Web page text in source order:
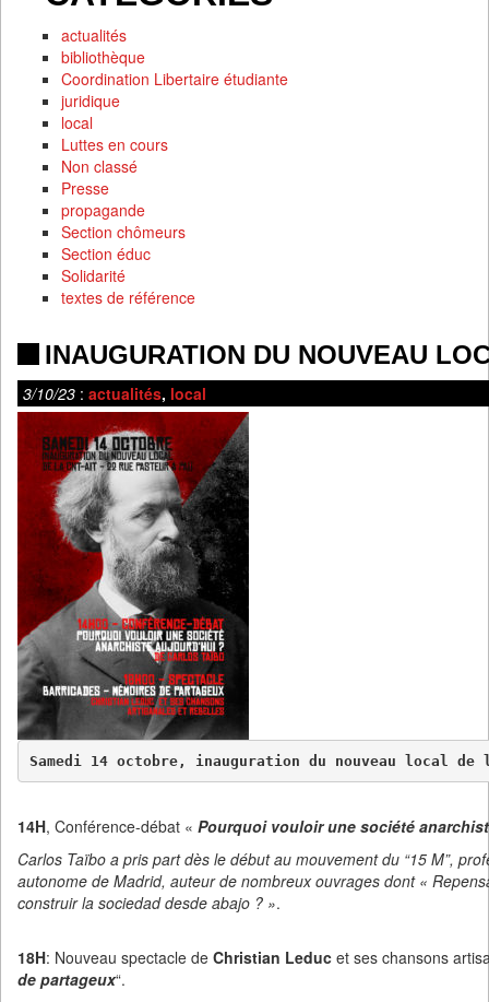
actualités
bibliothèque
Coordination Libertaire étudiante
juridique
local
Luttes en cours
Non classé
Presse
propagande
Section chômeurs
Section éduc
Solidarité
textes de référence
INAUGURATION DU NOUVEAU
3/10/23 : actualités, local
Samedi 14 octobre, inauguration du nouveau local de
14H, Conférence-débat « Pourquoi vouloir une société
Carlos Taïbo a pris part dès le début au mouvement du “15 M”,
autonome de Madrid, auteur de nombreux ouvrages dont «
construir la sociedad desde abajo ? ».
18H: Nouveau spectacle de Christian Leduc et ses chansons
de partageux“.